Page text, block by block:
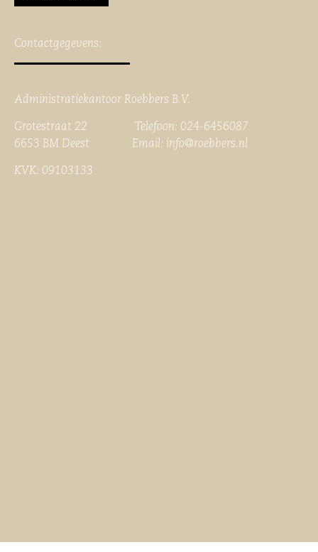
Contactgegevens:
Administratiekantoor Roebbers B.V.
Grotestraat 22 Telefoon: 024-6456087
6653 BM Deest Email: info@roebbers.nl
KVK: 09103133